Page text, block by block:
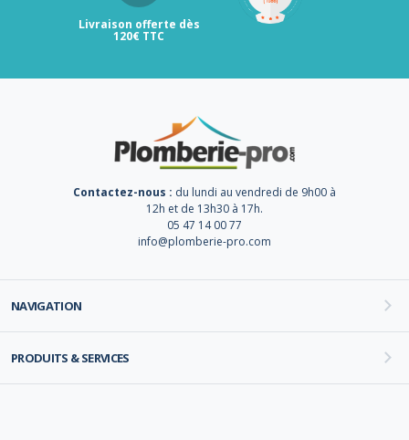
Livraison offerte dès
120€ TTC
Contactez-nous : du lundi au vendredi de 9h00 à
12h et de 13h30 à 17h.
05 47 14 00 77
info@plomberie-pro.com
NAVIGATION
PRODUITS & SERVICES